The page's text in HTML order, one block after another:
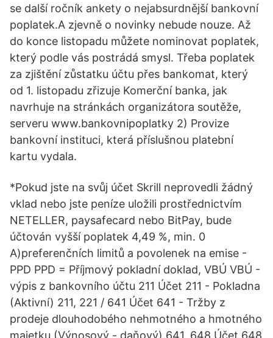
se další ročník ankety o nejabsurdnější bankovní
poplatek.A zjevně o novinky nebude nouze. Až
do konce listopadu můžete nominovat poplatek,
který podle vás postrádá smysl. Třeba poplatek
za zjištění zůstatku účtu přes bankomat, který
od 1. listopadu zřizuje Komerční banka, jak
navrhuje na stránkách organizátora soutěže,
serveru www.bankovnipoplatky 2) Provize
bankovní instituci, která příslušnou platební
kartu vydala.
*Pokud jste na svůj účet Skrill neprovedli žádný
vklad nebo jste peníze uložili prostřednictvím
NETELLER, paysafecard nebo BitPay, bude
účtován vyšší poplatek 4,49 %, min. 0
A)preferenčních limitů a povolenek na emise -
PPD PPD = Příjmový pokladní doklad, VBÚ VBÚ -
výpis z bankovního účtu 211 Účet 211 - Pokladna
(Aktivní) 211, 221 / 641 Účet 641 - Tržby z
prodeje dlouhodobého nehmotného a hmotného
majetku (Výnosový - daňový) 641, 648 Účet 648